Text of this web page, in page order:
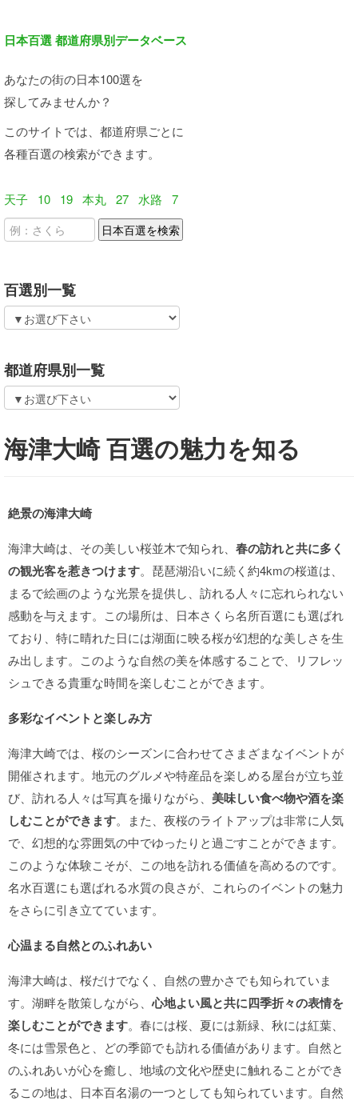
日本百選 都道府県別データベース
あなたの街の日本100選を
探してみませんか？
このサイトでは、都道府県ごとに
各種百選の検索ができます。
天子 10 19 本丸 27 水路 7
百選別一覧
都道府県別一覧
海津大崎 百選の魅力を知る
絶景の海津大崎
海津大崎は、その美しい桜並木で知られ、 春の訪れと共に多く
の観光客を惹きつけます。琵琶湖沿いに続く約4kmの桜道は、
まるで絵画のような光景を提供し、訪れる人々に忘れられない
感動を与えます。この場所は、日本さくら名所百選にも選ばれ
ており、特に晴れた日には湖面に映る桜が幻想的な美しさを生
み出します。このような自然の美を体感することで、リフレッ
シュできる貴重な時間を楽しむことができます。
多彩なイベントと楽しみ方
海津大崎では、桜のシーズンに合わせてさまざまなイベントが
開催されます。地元のグルメや特産品を楽しめる屋台が立ち並
び、訪れる人々は写真を撮りながら、 美味しい食べ物や酒を楽
しむことができます。また、夜桜のライトアップは非常に人気
で、幻想的な雰囲気の中でゆったりと過ごすことができます。
このような体験こそが、この地を訪れる価値を高めるのです。
名水百選にも選ばれる水質の良さが、これらのイベントの魅力
をさらに引き立てています。
心温まる自然とのふれあい
海津大崎は、桜だけでなく、自然の豊かさでも知られていま
す。湖畔を散策しながら、心地よい風と共に四季折々の表情を
楽しむことができます。春には桜、夏には新緑、秋には紅葉、
冬には雪景色と、どの季節でも訪れる価値があります。自然と
のふれあいが心を癒し、地域の文化や歴史に触れることができ
るこの地は、日本百名湯の一つとしても知られています。自然